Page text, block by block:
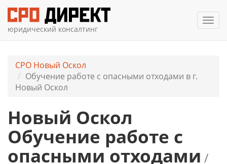
юридический консалтинг
СРО Новый Оскол
Обучение работе с опасными отходами в г.
Новый Оскол
Новый Оскол
Обучение работе с
опасными отходами /